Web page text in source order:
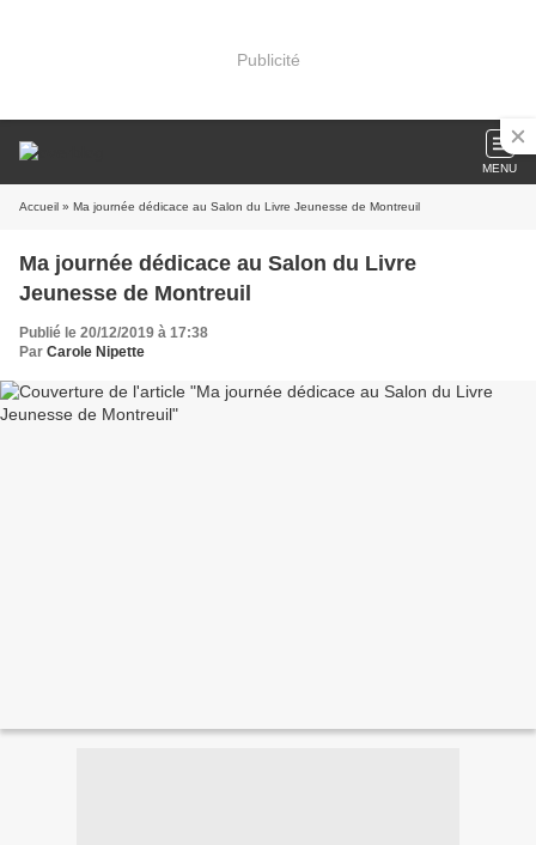
Publicité
MENU
Accueil » Ma journée dédicace au Salon du Livre Jeunesse de Montreuil
Ma journée dédicace au Salon du Livre
Jeunesse de Montreuil
Publié le 20/12/2019 à 17:38
Par Carole Nipette